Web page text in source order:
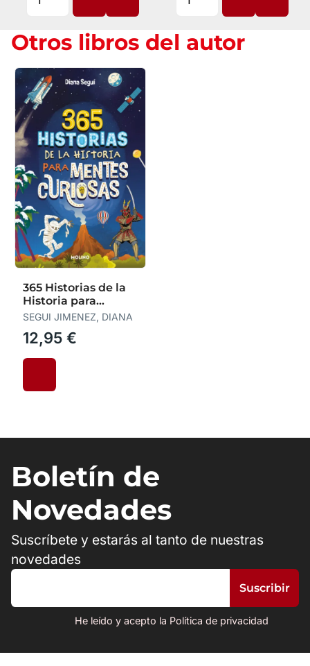
Otros libros del autor
365 Historias de la
Historia para
Mentes Curiosas
SEGUI JIMENEZ, DIANA
12,95 €
Boletín de
Novedades
Suscríbete y estarás al tanto de nuestras
novedades
He leído y acepto la Política de privacidad